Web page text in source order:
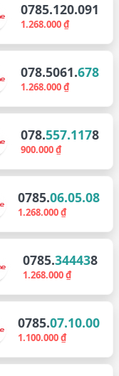
0785.120.091
1.268.000 ₫
078.5061.678
1.268.000 ₫
078.557.1178
900.000 ₫
0785.06.05.08
1.268.000 ₫
0785.344438
1.268.000 ₫
0785.07.10.00
1.100.000 ₫